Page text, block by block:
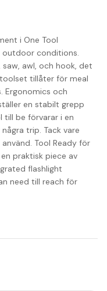
i One Tool
conditions.
awl, och hook, det
tillåter för meal
Ergonomics och
en stabilt grepp
till be förvarar i en
trip. Tack vare
Tool Ready för
praktisk piece av
flashlight
need till reach för